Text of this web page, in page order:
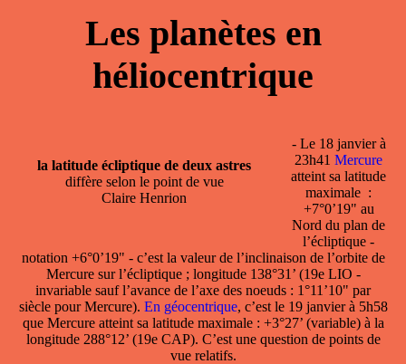
Les planètes en
héliocentrique
la latitude écliptique de deux astres
diffère selon le point de vue
Claire Henrion
- Le 18 janvier à
23h41 Mercure
atteint sa latitude
maximale :
+7°0’19" au
Nord du plan de
l’écliptique -
notation +6°0’19" - c’est la valeur de l’inclinaison de l’orbite de
Mercure sur l’écliptique ; longitude 138°31’ (19e LIO -
invariable sauf l’avance de l’axe des noeuds : 1°11’10" par
siècle pour Mercure). En géocentrique, c’est le 19 janvier à 5h58
que Mercure atteint sa latitude maximale : +3°27’ (variable) à la
longitude 288°12’ (19e CAP). C’est une question de points de
vue relatifs.